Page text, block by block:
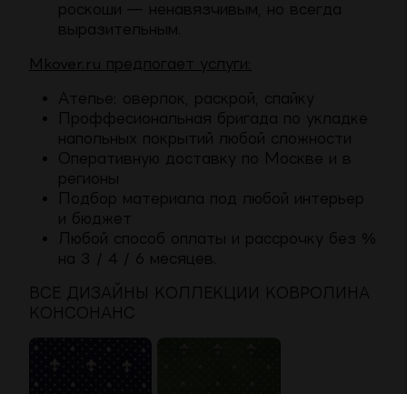
роскоши — ненавязчивым, но всегда
выразительным.
Mkover.ru предлогает услуги:
Ателье: оверлок, раскрой, спайку
Проффесиональная бригада по укладке
напольных покрытий любой сложности
Оперативную доставку по Москве и в
регионы
Подбор материала под любой интерьер
и бюджет
Любой способ оплаты и рассрочку без %
на 3 / 4 / 6 месяцев.
ВСЕ ДИЗАЙНЫ КОЛЛЕКЦИИ КОВРОЛИНА
КОНСОНАНС